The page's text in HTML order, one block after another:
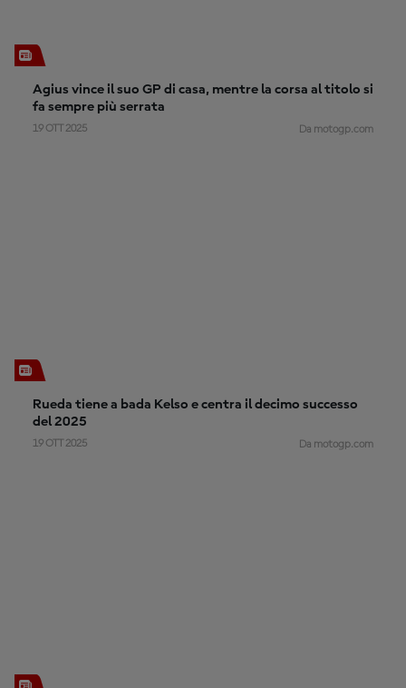
Agius vince il suo GP di casa, mentre la corsa al titolo si
fa sempre più serrata
19 OTT 2025 Da motogp.com
Rueda tiene a bada Kelso e centra il decimo successo
del 2025
19 OTT 2025 Da motogp.com